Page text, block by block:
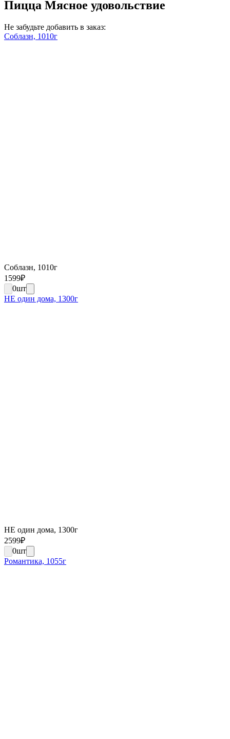
Пицца Мясное удовольствие
Не забудьте добавить в заказ:
Соблазн, 1010г
Соблазн, 1010г
1599₽
0шт
НЕ один дома, 1300г
НЕ один дома, 1300г
2599₽
0шт
Романтика, 1055г